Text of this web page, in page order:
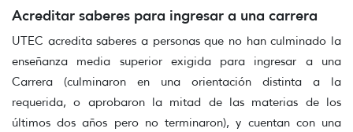
Acreditar saberes para ingresar a una carrera
UTEC acredita saberes a personas que no han culminado la
enseñanza media superior exigida para ingresar a una
Carrera (culminaron en una orientación distinta a la
requerida, o aprobaron la mitad de las materias de los
últimos dos años pero no terminaron), y cuentan con una